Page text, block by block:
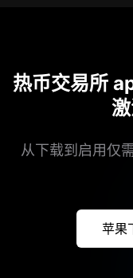
热币交易所
从下载到启用仅
苹果